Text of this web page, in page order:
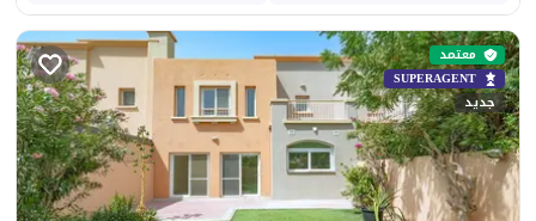
معتمد
SUPERAGENT
جديد